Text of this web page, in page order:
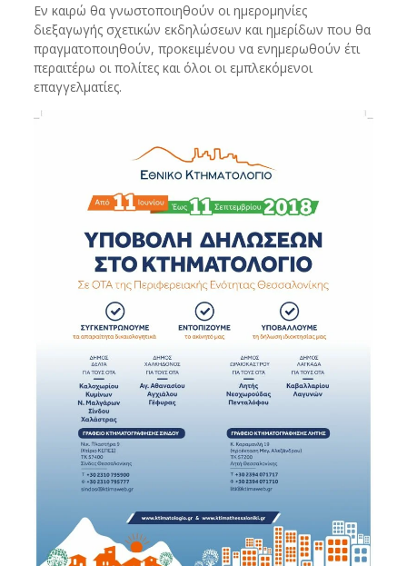
Εν καιρώ θα γνωστοποιηθούν οι ημερομηνίες
διεξαγωγής σχετικών εκδηλώσεων και ημερίδων που θα
πραγματοποιηθούν, προκειμένου να ενημερωθούν έτι
περαιτέρω οι πολίτες και όλοι οι εμπλεκόμενοι
επαγγελματίες.